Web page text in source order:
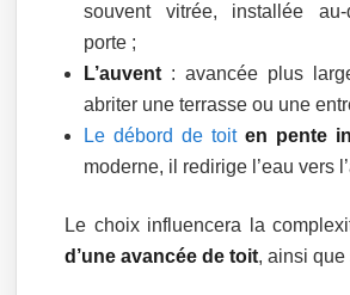
souvent vitrée, installée au-
porte ;
L’auvent : avancée plus
abriter une terrasse ou une
Le débord de toiten pente
moderne, il redirige l’eau vers
Le choix influencera la
d’une avancée de toit, ainsi que